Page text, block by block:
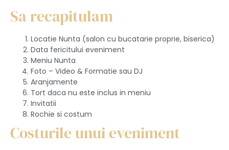
Sa recapitulam
Locatie Nunta (salon cu bucatarie proprie, biserica)
Data fericitului eveniment
Meniu Nunta
Foto – Video & Formatie sau DJ
Aranjamente
Tort daca nu este inclus in meniu
Invitatii
Rochie si costum
Costurile unui eveniment